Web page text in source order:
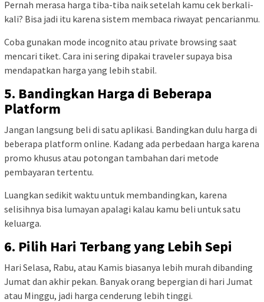
Pernah merasa harga tiba-tiba naik setelah kamu cek berkali-
kali? Bisa jadi itu karena sistem membaca riwayat pencarianmu.
Coba gunakan mode incognito atau private browsing saat
mencari tiket. Cara ini sering dipakai traveler supaya bisa
mendapatkan harga yang lebih stabil.
5. Bandingkan Harga di Beberapa
Platform
Jangan langsung beli di satu aplikasi. Bandingkan dulu harga di
beberapa platform online. Kadang ada perbedaan harga karena
promo khusus atau potongan tambahan dari metode
pembayaran tertentu.
Luangkan sedikit waktu untuk membandingkan, karena
selisihnya bisa lumayan apalagi kalau kamu beli untuk satu
keluarga.
6. Pilih Hari Terbang yang Lebih Sepi
Hari Selasa, Rabu, atau Kamis biasanya lebih murah dibanding
Jumat dan akhir pekan. Banyak orang bepergian di hari Jumat
atau Minggu, jadi harga cenderung lebih tinggi.